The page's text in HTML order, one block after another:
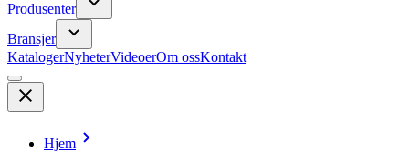
Produsenter
Bransjer
KatalogerNyheterVideoerOm ossKontakt
Hjem